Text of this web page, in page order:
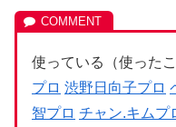
使っている（使った
プロ 渋野日向子プロ
智プロ チャン.キムプ